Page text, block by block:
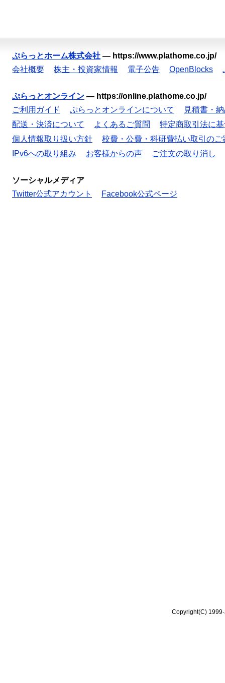
ぷらっとホーム株式会社 — https://www.plathome.co.jp/
会社概要
株主・投資家情報 電子公告 OpenBlocks
ぷらっとオンライン — https://online.plathome.co.jp/
ご利用ガイド
ぷらっとオンラインについて
見積書・
配送・決済について
よくあるご質問
特定商取引法に
個人情報取り扱い方針
校費・公費・科研費払い取引のご
IPv6への取り組み
お客様からの声 ご注文の取り消し
ソーシャルメディア
Twitter公式アカウント
Facebook公式ページ
Copyright(C)